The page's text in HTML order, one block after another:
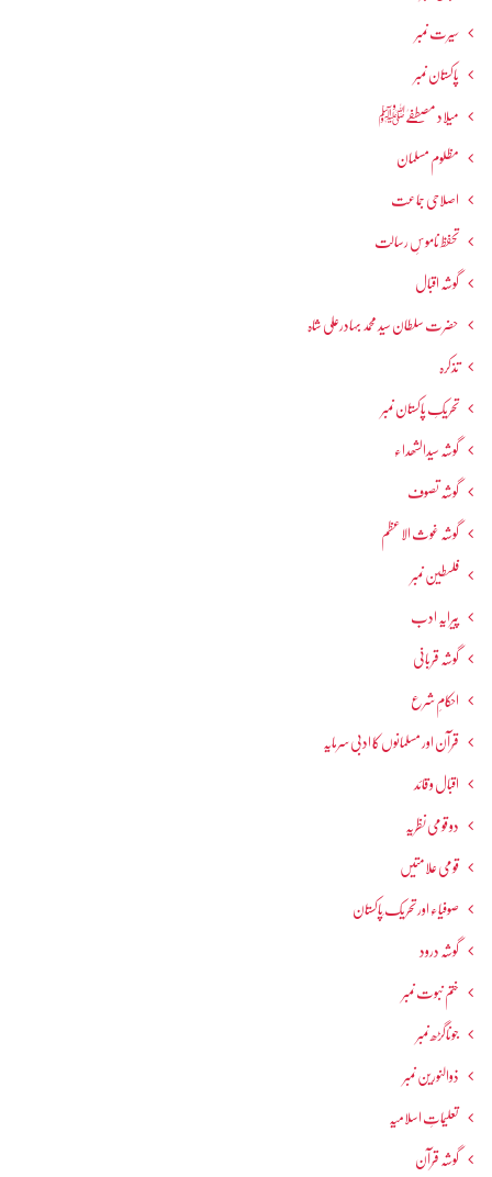
سیرت نمبر
پاکستان نمبر
میلاد مصطفےٰﷺ
مظلوم مسلمان
اصلاحی جماعت
تحفظ ناموسِ رسالت
گوشہ اقبال
حضرت سلطان سید محمد بہادرعلی شاہ
تذکرہ
تحریکِ پاکستان نمبر
گوشہ سیدالشھداء
گوشہ تصوف
گوشہ غوث الاعظم
فلسطین نمبر
پیرایہ ادب
گوشہ قربانی
احکامِ شرع
قرآن اور مسلمانوں کا ادبی سرمایہ
اقبال و قائد
دو قومی نظریہ
قومی علامتیں
صوفیاء اور تحریک ِپاکستان
گوشہ درود
ختم نبوت نمبر
جوناگڑھ نمبر
ذوالنورین نمبر
تعلیماتِ اسلامیہ
گوشہ قرآن